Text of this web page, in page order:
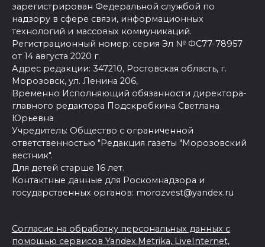
зарегистрирован Федеральной службой по
надзору в сфере связи, информационных
технологий и массовых коммуникаций.
Регистрационный номер: серия Эл № ФС77-78957
от 14 августа 2020 г.
Адрес редакции: 347210, Ростовская область, г.
Морозовск, ул. Ленина 206,
Временно Исполняющий обязанности директора-
главного редактора Подскребкина Светлана
Юрьевна
Учредитель: Общество с ограниченной
ответственностью "Редакция газеты "Морозовский
вестник".
Для детей старше 16 лет.
Контактные данные для Роскомнадзора и
государственных органов: morozvest@yandex.ru
Согласие на обработку персональных данных с
помощью сервисов Yandex.Metrika, LiveInternet,